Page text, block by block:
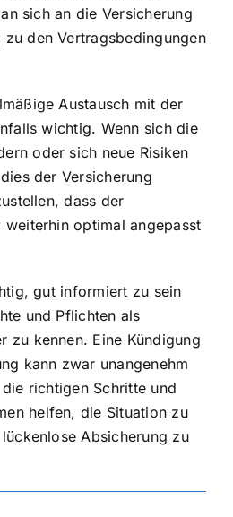
sich an die Versicherung
den Vertragsbedingungen
Austausch mit der
wichtig. Wenn sich die
oder sich neue Risiken
der Versicherung
dass der
weiterhin optimal angepasst
gut informiert zu sein
und Pflichten als
zu kennen. Eine Kündigung
kann zwar unangenehm
richtigen Schritte und
helfen, die Situation zu
Absicherung zu